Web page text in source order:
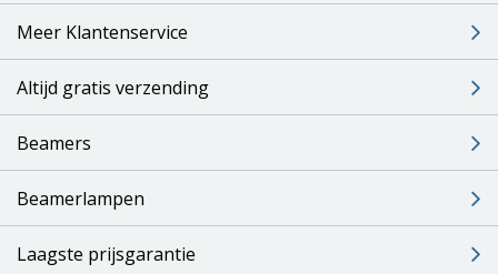
Meer Klantenservice
Altijd gratis verzending
Beamers
Beamerlampen
Laagste prijsgarantie